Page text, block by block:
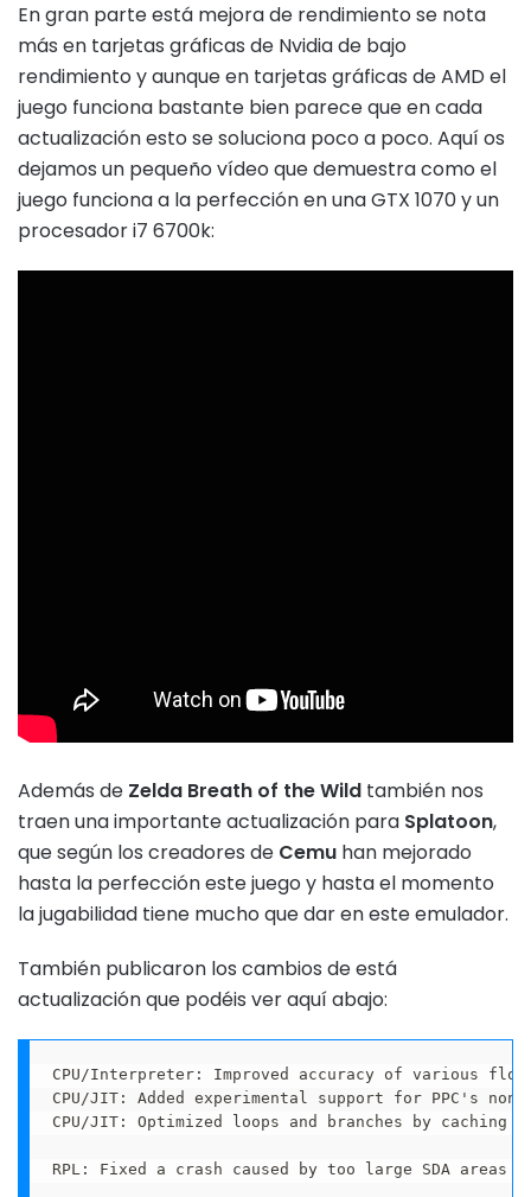
En gran parte está mejora de rendimiento se nota
más en tarjetas gráficas de Nvidia de bajo
rendimiento y aunque en tarjetas gráficas de AMD el
juego funciona bastante bien parece que en cada
actualización esto se soluciona poco a poco. Aquí os
dejamos un pequeño vídeo que demuestra como el
juego funciona a la perfección en una GTX 1070 y un
procesador i7 6700k:
Además de Zelda Breath of the Wild también nos
traen una importante actualización para Splatoon,
que según los creadores de Cemu han mejorado
hasta la perfección este juego y hasta el momento
la jugabilidad tiene mucho que dar en este emulador.
También publicaron los cambios de está
actualización que podéis ver aquí abajo:
CPU/Interpreter: Improved accuracy of various
CPU/JIT: Added experimental support for PPC's non-
CPU/JIT: Optimized loops and branches by
RPL: Fixed a crash caused by too large SDA areas